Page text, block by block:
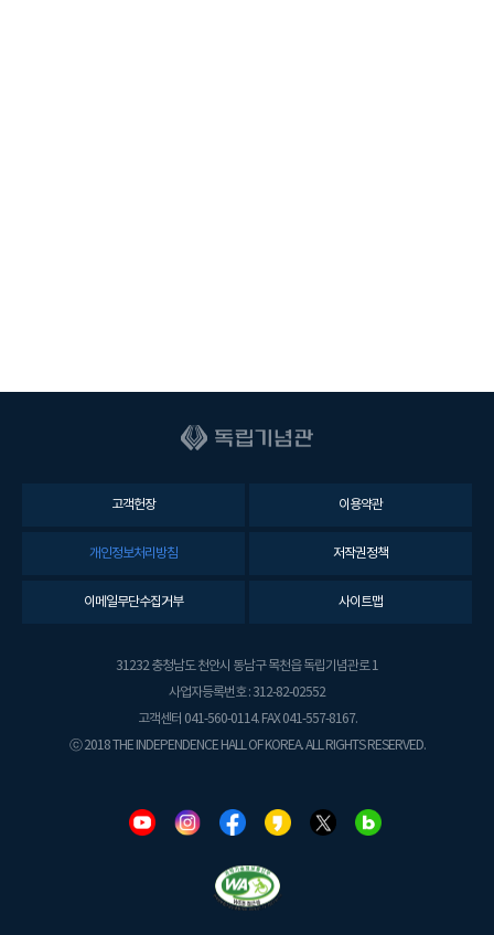
고객헌장 이용약관
개인정보처리방침 저작권정책
이메일무단수집거부 사이트맵
31232 충청남도 천안시 동남구 목천읍 독립기념관로 1
사업자등록번호 : 312-82-02552
고객센터 041-560-0114. FAX 041-557-8167.
ⓒ 2018 THE INDEPENDENCE HALL OF KOREA. ALL RIGHTS RESERVED.